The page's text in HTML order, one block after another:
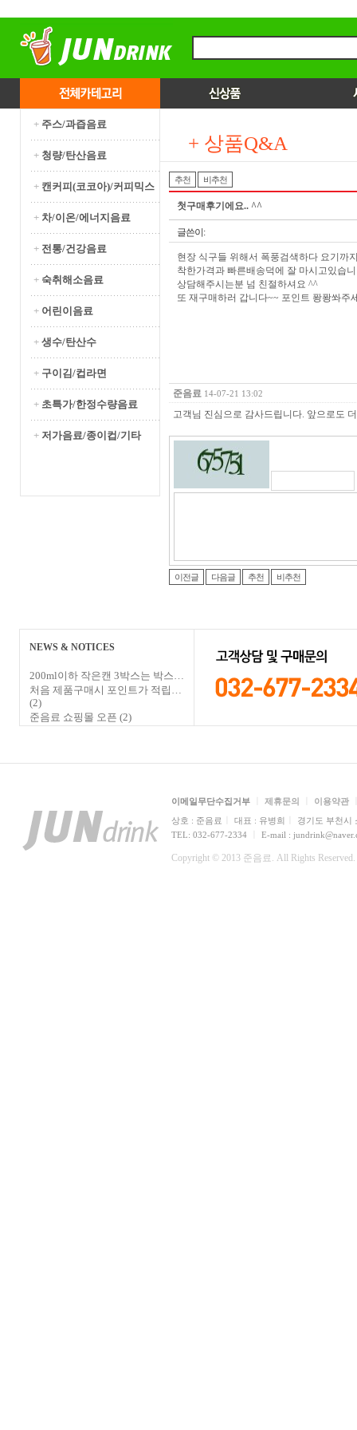
+ 주스/과즙음료
+ 청량/탄산음료
+ 캔커피(코코아)/커피믹스
+ 차/이온/에너지음료
+ 전통/건강음료
+ 숙취해소음료
+ 어린이음료
+ 생수/탄산수
+ 구이김/컵라면
+ 초특가/한정수량음료
+ 저가음료/종이컵/기타
+ 상품Q&A
추천 비추천
첫구매후기에요.. ^^
글쓴이:
현장 식구들 위해서 폭풍검색하다 요기까
착한가격과 빠른배송덕에 잘 마시고있습
상담해주시는분 넘 친절하셔요 ^^
또 재구매하러 갑니다~~ 포인트 퐝퐝쏴주
준음료 14-07-21 13:02
고객님 진심으로 감사드립니다. 앞으로도
이전글 다음글 추천 비추천
NEWS & NOTICES
200ml이하 작은캔 3박스는 박스…
처음 제품구매시 포인트가 적립…
(2)
준음료 쇼핑몰 오픈 (2)
이메일무단수집거부 제휴문의 이용약관
상호 : 준음료 대표 : 유병희
경기도 부천시
TEL: 032-677-2334
E-mail :
Copyright © 2013 준음료. All Rights Reserved.